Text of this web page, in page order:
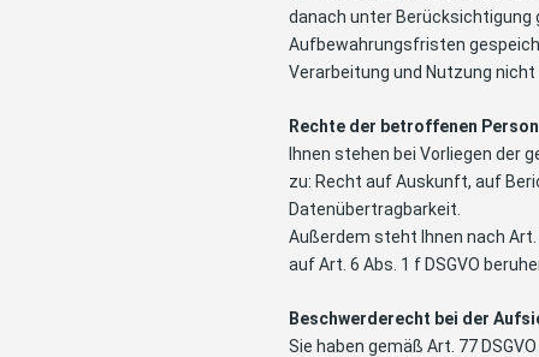
danach unter
Aufbewahrungsfristen
Verarbeitung und Nutzung
Rechte der betroffenen Person
Ihnen stehen bei Vorliegen der
zu: Recht auf Auskunft, auf
Datenübertragbarkeit.
Außerdem steht Ihnen nach Art.
auf Art. 6 Abs. 1 f DSGVO
Beschwerderecht bei der
Sie haben gemäß Art. 77